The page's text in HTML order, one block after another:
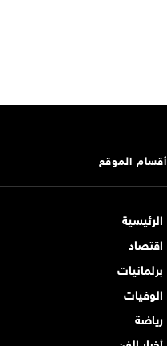
أقسام الموقع
الرئيسية
اقتصاد
برلمانيات
الوفيات
رياضة